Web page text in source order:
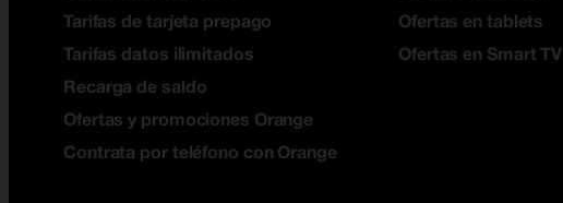
Tarifas de tarjeta prepago
Tarifas datos ilimitados
Recarga de saldo
Ofertas y promociones Orange
Contrata por teléfono con Orange
Ofertas en tablets
Ofertas en Smart TV